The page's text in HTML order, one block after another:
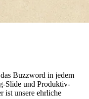
Buzzword in jedem
Slide und Produktiv-
ist unsere ehrliche